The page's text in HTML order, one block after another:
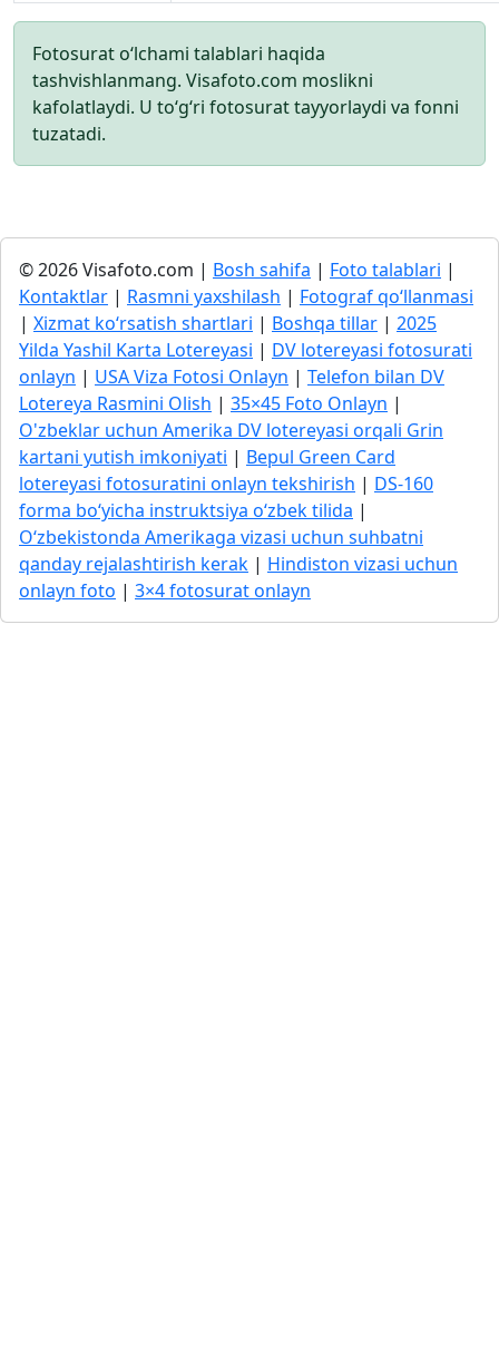
Fotosurat o‘lchami talablari haqida
tashvishlanmang. Visafoto.com moslikni
kafolatlaydi. U to‘g‘ri fotosurat tayyorlaydi va fonni
tuzatadi.
© 2026 Visafoto.com | Bosh sahifa | Foto talablari |
Kontaktlar | Rasmni yaxshilash | Fotograf qo‘llanmasi
| Xizmat ko‘rsatish shartlari | Boshqa tillar | 2025
Yilda Yashil Karta Lotereyasi | DV lotereyasi fotosurati
onlayn | USA Viza Fotosi Onlayn | Telefon bilan DV
Lotereya Rasmini Olish | 35×45 Foto Onlayn |
O'zbeklar uchun Amerika DV lotereyasi orqali Grin
kartani yutish imkoniyati | Bepul Green Card
lotereyasi fotosuratini onlayn tekshirish | DS-160
forma bo‘yicha instruktsiya o‘zbek tilida |
O‘zbekistonda Amerikaga vizasi uchun suhbatni
qanday rejalashtirish kerak | Hindiston vizasi uchun
onlayn foto | 3×4 fotosurat onlayn